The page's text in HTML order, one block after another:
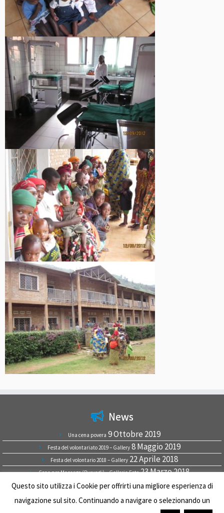
News
Una cena povera 9 Ottobre 2019
Festa del volontariato 2019 – Gallery 8 Maggio 2019
Festa del volontario 2018 – Gallery 22 Aprile 2018
Cena pro Masango (Burundi) – Galleria Foto 23 Marzo 2018
9 luglio 2017 9 Luglio 2017
Questo sito utilizza i Cookie per offrirti una migliore esperienza di
navigazione sul sito. Continuando a navigare o selezionando un